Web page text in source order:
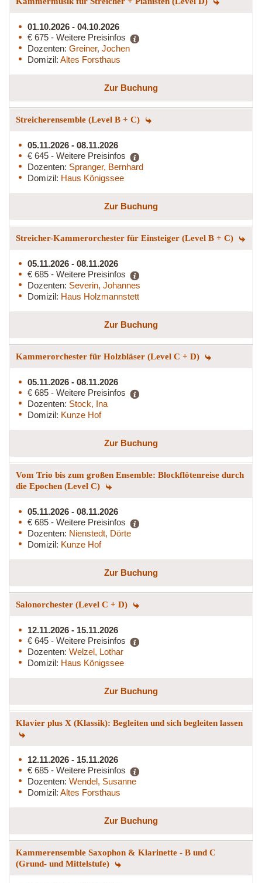
01.10.2026 - 04.10.2026
€ 675 - Weitere Preisinfos
Dozenten: Greiner, Jochen
Domizil: Altes Forsthaus
Zur Buchung
Streicherensemble (Level B + C)
05.11.2026 - 08.11.2026
€ 645 - Weitere Preisinfos
Dozenten: Spranger, Bernhard
Domizil: Haus Königssee
Zur Buchung
Streicher-Kammerorchester für Einsteiger (Level B + C)
05.11.2026 - 08.11.2026
€ 685 - Weitere Preisinfos
Dozenten: Severin, Johannes
Domizil: Haus Holzmannstett
Zur Buchung
Kammerorchester für Holzbläser (Level C + D)
05.11.2026 - 08.11.2026
€ 685 - Weitere Preisinfos
Dozenten: Stock, Ina
Domizil: Kunze Hof
Zur Buchung
Vom Trio bis zum großen Ensemble: Blockflötenreise durch
die Epochen (Level C)
05.11.2026 - 08.11.2026
€ 685 - Weitere Preisinfos
Dozenten: Nienstedt, Dörte
Domizil: Kunze Hof
Zur Buchung
Salonorchester (Level C + D)
12.11.2026 - 15.11.2026
€ 645 - Weitere Preisinfos
Dozenten: Welzel, Lothar
Domizil: Haus Königssee
Zur Buchung
Klavier plus X (Klassik): Begleiten und sich begleiten lassen
12.11.2026 - 15.11.2026
€ 685 - Weitere Preisinfos
Dozenten: Wendel, Susanne
Domizil: Altes Forsthaus
Zur Buchung
Kammerensemble Saxophon & Klarinette - B und C
(Grund- und Mittelstufe)